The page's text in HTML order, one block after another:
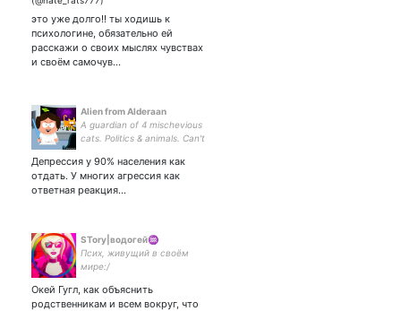
ревук ревёт
распространите
это уже долго!! ты ходишь к
психологине, обязательно ей
расскажи о своих мыслях чувствах
и своём самочув…
Alien from Alderaan
A guardian of 4 mischevious
cats. Politics & animals. Can't
animal accounts .
Официальный
представитель веганов в
Депрессия у 90% населения как
отдать. У многих агрессия как
ответная реакция…
STory|водогей♒️
Псих, живущий в своём
мире:/
Окей Гугл, как объяснить
родственникам и всем вокруг, что